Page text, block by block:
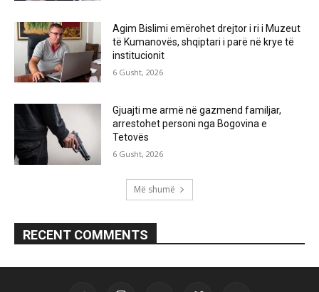
Agim Bislimi emërohet drejtor i ri i Muzeut
të Kumanovës, shqiptari i parë në krye të
institucionit
6 Gusht, 2026
Gjuajti me armë në gazmend familjar,
arrestohet personi nga Bogovina e
Tetovës
6 Gusht, 2026
Më shumë
RECENT COMMENTS